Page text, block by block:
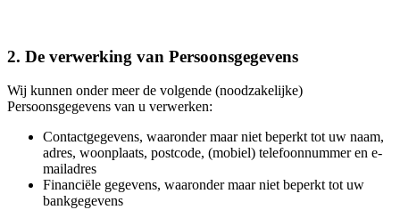
2. De verwerking van Persoonsgegevens
Wij kunnen onder meer de volgende (noodzakelijke)
Persoonsgegevens van u verwerken:
Contactgegevens, waaronder maar niet beperkt tot uw naam,
adres, woonplaats, postcode, (mobiel) telefoonnummer en e-
mailadres
Financiële gegevens, waaronder maar niet beperkt tot uw
bankgegevens